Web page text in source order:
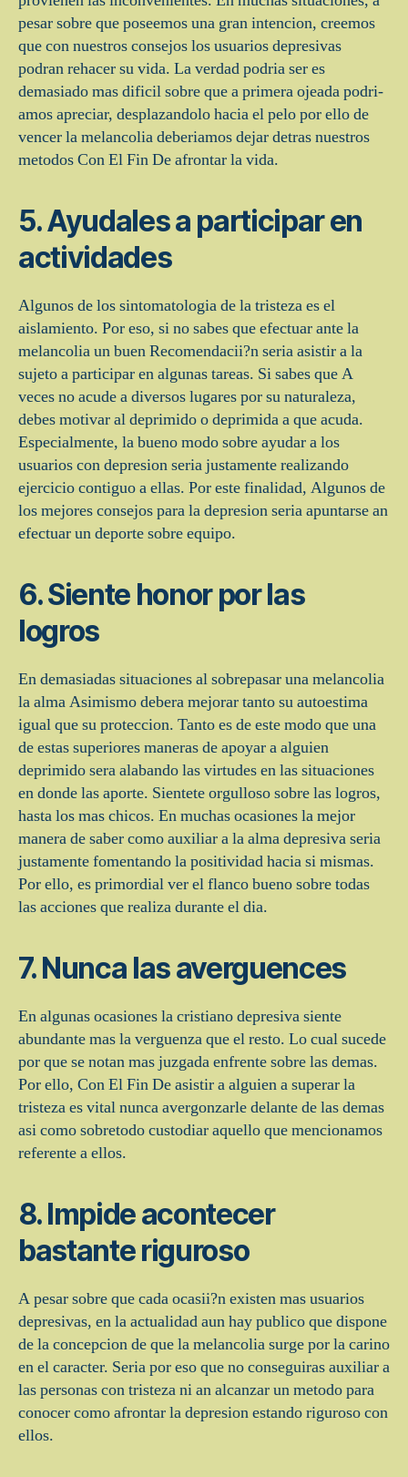
pesar sobre que poseemos una gran intencion, creemos
que con nuestros consejos los usuarios depresivas
podran rehacer su vida. La verdad podri­a ser es
demasiado mas dificil sobre que a primera ojeada podri­
amos apreciar, desplazandolo hacia el pelo por ello de
vencer la melancolia deberi­amos dejar detras nuestros
metodos Con El Fin De afrontar la vida.
5. Ayudales a participar en
actividades
Algunos de los sintomatologia de la tristeza es el
aislamiento. Por eso, si no sabes que efectuar ante la
melancolia un buen Recomendacii?n seri­a asistir a la
sujeto a participar en algunas tareas. Si sabes que A
veces no acude a diversos lugares por su naturaleza,
debes motivar al deprimido o deprimida a que acuda.
Especialmente, la bueno modo sobre ayudar a los
usuarios con depresion seri­a justamente realizando
ejercicio contiguo a ellas. Por este finalidad, Algunos de
los mejores consejos para la depresion seri­a apuntarse an
efectuar un deporte sobre equipo.
6. Siente honor por las
logros
En demasiadas situaciones al sobrepasar una melancolia
la alma Asimismo debera mejorar tanto su autoestima
igual que su proteccion. Tanto es de este modo que una
de estas superiores maneras de apoyar a alguien
deprimido sera alabando las virtudes en las situaciones
en donde las aporte. Sientete orgulloso sobre las logros,
hasta los mas chicos. En muchas ocasiones la mejor
manera de saber como auxiliar a la alma depresiva seri­a
justamente fomentando la positividad hacia si mismas.
Por ello, es primordial ver el flanco bueno sobre todas
las acciones que realiza durante el dia.
7. Nunca las averguences
En algunas ocasiones la cristiano depresiva siente
abundante mas la verguenza que el resto. Lo cual sucede
por que se notan mas juzgada enfrente sobre las demas.
Por ello, Con El Fin De asistir a alguien a superar la
tristeza es vital nunca avergonzarle delante de las demas
asi­ como sobretodo custodiar aquello que mencionamos
referente a ellos.
8. Impide acontecer
bastante riguroso
A pesar sobre que cada ocasii?n existen mas usuarios
depresivas, en la actualidad aun hay publico que dispone
de la concepcion de que la melancolia surge por la carino
en el caracter. Seri­a por eso que no conseguiras auxiliar a
las personas con tristeza ni an alcanzar un metodo para
conocer como afrontar la depresion estando riguroso con
ellos.